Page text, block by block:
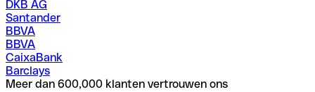
DKB AG
Santander
BBVA
BBVA
CaixaBank
Barclays
Meer dan 600,000 klanten vertrouwen ons